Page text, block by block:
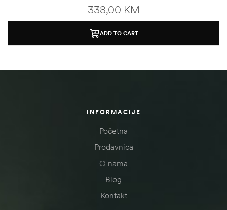
338,00 KM
ADD TO CART
INFORMACIJE
Početna
Prodavnica
O nama
Blog
Kontakt